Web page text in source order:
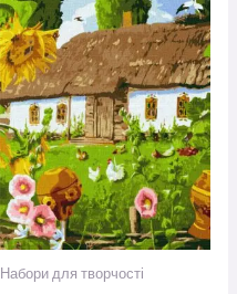
Набори для творчості